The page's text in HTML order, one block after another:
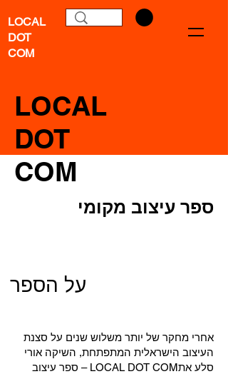
LOCAL
DOT
COM
LOCAL
DOT
COM
ספר עיצוב מקומי
על הספר
אחרי מחקר של יותר משלוש שנים על סצנת
העיצוב הישראלית המתפתחת, השיקה אורי
סלע אתLOCAL DOT COM – ספר עיצוב